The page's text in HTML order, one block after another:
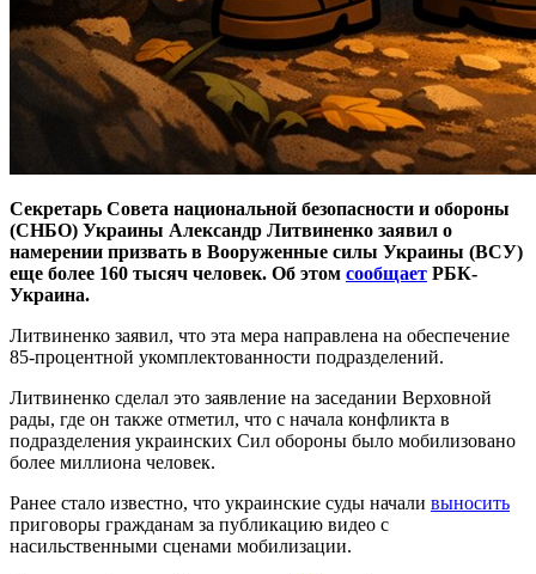
Секретарь Совета национальной безопасности и обороны
(СНБО) Украины Александр Литвиненко заявил о
намерении призвать в Вооруженные силы Украины (ВСУ)
еще более 160 тысяч человек. Об этом сообщает РБК-
Украина.
Литвиненко заявил, что эта мера направлена на обеспечение
85-процентной укомплектованности подразделений.
Литвиненко сделал это заявление на заседании Верховной
рады, где он также отметил, что с начала конфликта в
подразделения украинских Сил обороны было мобилизовано
более миллиона человек.
Ранее стало известно, что украинские суды начали выносить
приговоры гражданам за публикацию видео с
насильственными сценами мобилизации.